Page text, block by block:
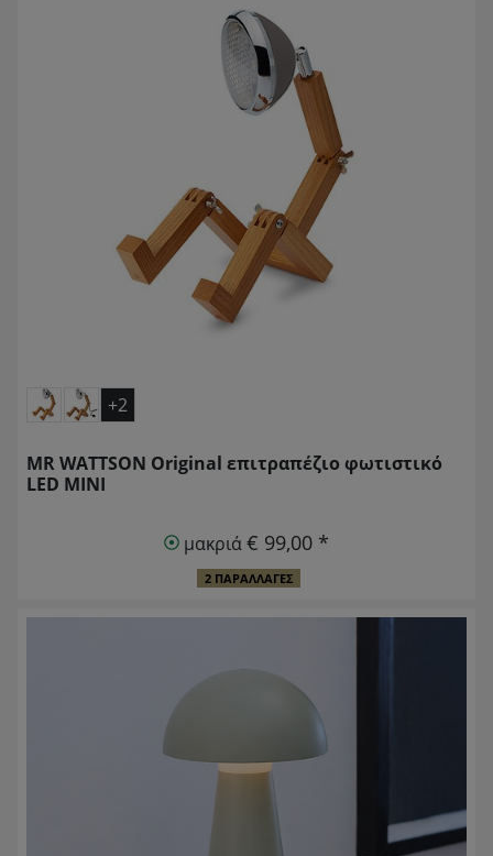
+2
MR WATTSON Original επιτραπέζιο φωτιστικό
LED MINI
μακριά€ 99,00 *
2 ΠΑΡΑΛΛΑΓΈΣ